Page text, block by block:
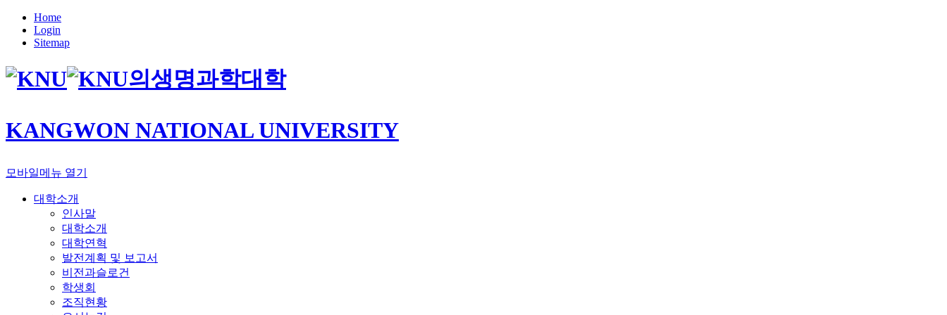
Home
Login
Sitemap
의생명과학대학
KANGWON NATIONAL UNIVERSITY
모바일메뉴 열기
대학소개
인사말
대학소개
대학연혁
발전계획 및 보고서
비전과슬로건
학생회
조직현황